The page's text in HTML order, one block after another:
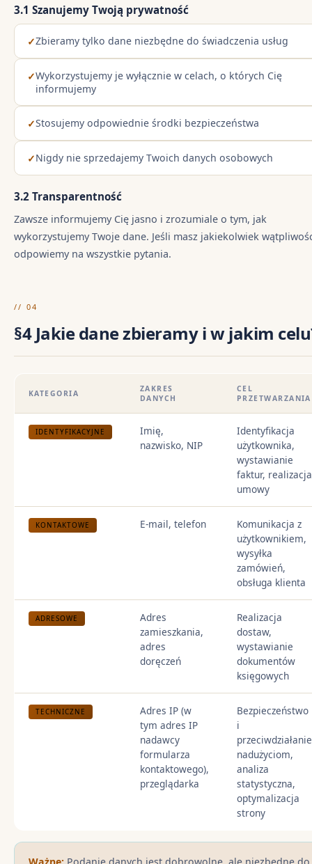
3.1 Szanujemy Twoją prywatność
Zbieramy tylko dane niezbędne do świadczenia usług
Wykorzystujemy je wyłącznie w celach, o których Cię
informujemy
Stosujemy odpowiednie środki bezpieczeństwa
Nigdy nie sprzedajemy Twoich danych osobowych
3.2 Transparentność
Zawsze informujemy Cię jasno i zrozumiale o tym, jak
wykorzystujemy Twoje dane. Jeśli masz jakiekolwiek
odpowiemy na wszystkie pytania.
// 04
§4 Jakie dane zbieramy i w jakim
KATEGORIA
ZAKRES
DANYCH
CEL
PRZETWARZANIA
IDENTYFIKACYJNE
Imię,
nazwisko, NIP
Identyfikacja
użytkownika,
wystawianie
faktur, realizacja
umowy
KONTAKTOWE E-mail, telefon
Komunikacja z
użytkownikiem,
wysyłka
zamówień,
obsługa klienta
ADRESOWE
Adres
zamieszkania,
adres
doręczeń
Realizacja
dostaw,
wystawianie
dokumentów
księgowych
TECHNICZNE
Adres IP (w
tym adres IP
nadawcy
formularza
kontaktowego),
przeglądarka
Bezpieczeństwo
i
przeciwdziałanie
nadużyciom,
analiza
statystyczna,
optymalizacja
strony
Ważne: Podanie danych jest dobrowolne, ale niezbędne do